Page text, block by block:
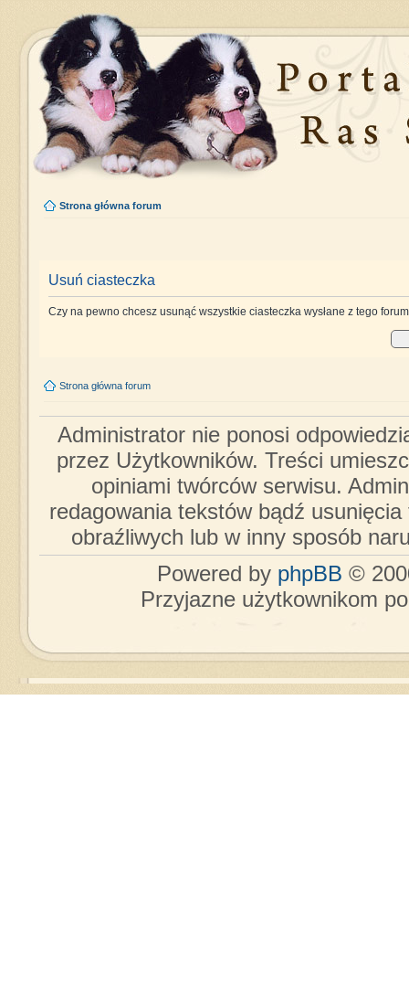
Strona główna forum
Usuń ciasteczka
Czy na pewno chcesz usunąć wszystkie ciasteczka wysłane z tego
Strona główna forum
Administrator nie ponosi
przez Użytkowników. Treści
opiniami twórców serwisu.
redagowania tekstów bądź
obraźliwych lub w inny sposób
Powered by phpBB ©
Przyjazne użytkownikom